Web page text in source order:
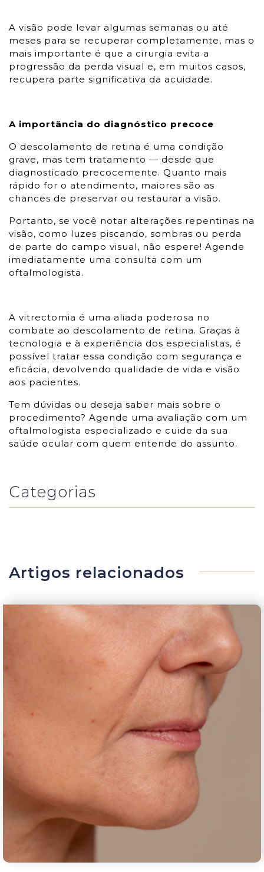
A visão pode levar algumas semanas ou até
meses para se recuperar completamente, mas o
mais importante é que a cirurgia evita a
progressão da perda visual e, em muitos casos,
recupera parte significativa da acuidade.
A importância do diagnóstico precoce
O descolamento de retina é uma condição
grave, mas tem tratamento — desde que
diagnosticado precocemente. Quanto mais
rápido for o atendimento, maiores são as
chances de preservar ou restaurar a visão.
Portanto, se você notar alterações repentinas na
visão, como luzes piscando, sombras ou perda
de parte do campo visual, não espere! Agende
imediatamente uma consulta com um
oftalmologista.
A vitrectomia é uma aliada poderosa no
combate ao descolamento de retina. Graças à
tecnologia e à experiência dos especialistas, é
possível tratar essa condição com segurança e
eficácia, devolvendo qualidade de vida e visão
aos pacientes.
Tem dúvidas ou deseja saber mais sobre o
procedimento? Agende uma avaliação com um
oftalmologista especializado e cuide da sua
saúde ocular com quem entende do assunto.
Categorias
Artigos relacionados